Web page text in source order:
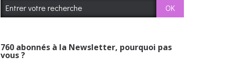
760abonnés à la Newsletter, pourquoi pas
vous ?